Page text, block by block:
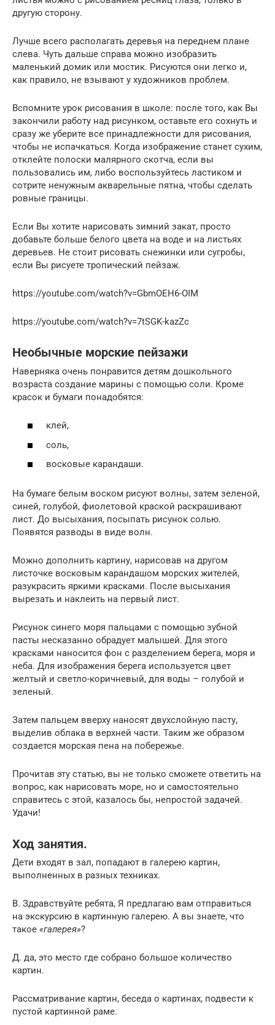
другую сторону.
Лучше всего располагать деревья на переднем плане
слева. Чуть дальше справа можно изобразить
маленький домик или мостик. Рисуются они легко и,
как правило, не взывают у художников проблем.
Вспомните урок рисования в школе: после того, как Вы
закончили работу над рисунком, оставьте его сохнуть и
сразу же уберите все принадлежности для рисования,
чтобы не испачкаться. Когда изображение станет сухим,
отклейте полоски малярного скотча, если вы
пользовались им, либо воспользуйтесь ластиком и
сотрите ненужным акварельные пятна, чтобы сделать
ровные границы.
Если Вы хотите нарисовать зимний закат, просто
добавьте больше белого цвета на воде и на листьях
деревьев. Не стоит рисовать снежинки или сугробы,
если Вы рисуете тропический пейзаж.
https://youtube.com/watch?v=GbmOEH6-OIM
https://youtube.com/watch?v=7tSGK-kazZc
Необычные морские пейзажи
Наверняка очень понравится детям дошкольного
возраста создание марины с помощью соли. Кроме
красок и бумаги понадобятся:
клей,
соль,
восковые карандаши.
На бумаге белым воском рисуют волны, затем зеленой,
синей, голубой, фиолетовой краской раскрашивают
лист. До высыхания, посыпать рисунок солью.
Появятся разводы в виде волн.
Можно дополнить картину, нарисовав на другом
листочке восковым карандашом морских жителей,
разукрасить яркими красками. После высыхания
вырезать и наклеить на первый лист.
Рисунок синего моря пальцами с помощью зубной
пасты несказанно обрадует малышей. Для этого
красками наносится фон с разделением берега, моря и
неба. Для изображения берега используется цвет
желтый и светло-коричневый, для воды – голубой и
зеленый.
Затем пальцем вверху наносят двухслойную пасту,
выделив облака в верхней части. Таким же образом
создается морская пена на побережье.
Прочитав эту статью, вы не только сможете ответить на
вопрос, как нарисовать море, но и самостоятельно
справитесь с этой, казалось бы, непростой задачей.
Удачи!
Ход занятия.
Дети входят в зал, попадают в галерею картин,
выполненных в разных техниках.
В. Здравствуйте ребята, Я предлагаю вам отправиться
на экскурсию в картинную галерею. А вы знаете, что
такое «галерея»?
Д. да, это место где собрано большое количество
картин.
Рассматривание картин, беседа о картинах, подвести к
пустой картинной раме.